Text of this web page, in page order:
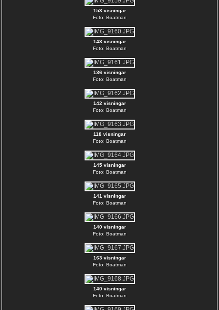
153 visningar
Foto: Boatman
143 visningar
Foto: Boatman
136 visningar
Foto: Boatman
142 visningar
Foto: Boatman
118 visningar
Foto: Boatman
145 visningar
Foto: Boatman
141 visningar
Foto: Boatman
140 visningar
Foto: Boatman
163 visningar
Foto: Boatman
140 visningar
Foto: Boatman